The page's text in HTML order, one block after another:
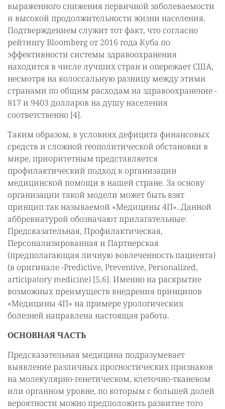
выраженного снижения первичной заболеваемости
и высокой продолжительности жизни населения.
Подтверждением служит тот факт, что согласно
рейтингу Bloomberg от 2016 года Куба по
эффективности системы здравоохранения
находится в числе лучших стран и опережает США,
несмотря на колоссальную разницу между этими
странами по общим расходам на здравоохранение -
817 и 9403 долларов на душу населения
соответственно [4].
Таким образом, в условиях дефицита финансовых
средств и сложной геополитической обстановки в
мире, приоритетным представляется
профилактический подход к организации
медицинской помощи в нашей стране. За основу
организации такой модели может быть взят
принцип так называемой «Медицины 4П». Данной
аббревиатурой обозначают прилагательные:
Предсказательная, Профилактическая,
Персонализированная и Партнерская
(предполагающая личную вовлеченность пациента)
(в оригинале -Predictive, Preventive, Personalized,
articipatory medicine) [5,6]. Именно на раскрытие
возможных преимуществ внедрения принципов
«Медицины 4П» на примере урологических
болезней направлена настоящая работа.
ОСНОВНАЯ ЧАСТЬ
Предсказательная медицина подразумевает
выявление различных прогностических признаков
на молекулярно-генетическом, клеточно-тканевом
или органном уровне, по которым с большей долей
вероятности можно предположить развитие того